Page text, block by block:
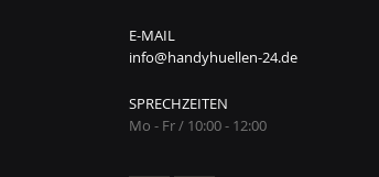
E-MAIL
info@handyhuellen-24.de
SPRECHZEITEN
Mo - Fr / 10:00 - 12:00